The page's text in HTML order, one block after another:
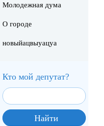
Молодежная дума
О городе
новыйацвыуацуа
Кто мой депутат?